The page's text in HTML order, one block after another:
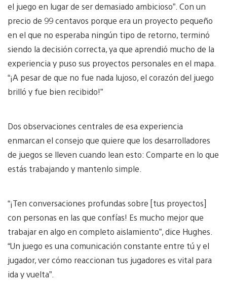
el juego en lugar de ser demasiado ambicioso”. Con un
precio de 99 centavos porque era un proyecto pequeño
en el que no esperaba ningún tipo de retorno, terminó
siendo la decisión correcta, ya que aprendió mucho de la
experiencia y puso sus proyectos personales en el mapa.
“¡A pesar de que no fue nada lujoso, el corazón del juego
brilló y fue bien recibido!”
Dos observaciones centrales de esa experiencia
enmarcan el consejo que quiere que los desarrolladores
de juegos se lleven cuando lean esto: Comparte en lo que
estás trabajando y mantenlo simple.
“¡Ten conversaciones profundas sobre [tus proyectos]
con personas en las que confías! Es mucho mejor que
trabajar en algo en completo aislamiento”, dice Hughes.
“Un juego es una comunicación constante entre tú y el
jugador, ver cómo reaccionan tus jugadores es vital para
ida y vuelta”.